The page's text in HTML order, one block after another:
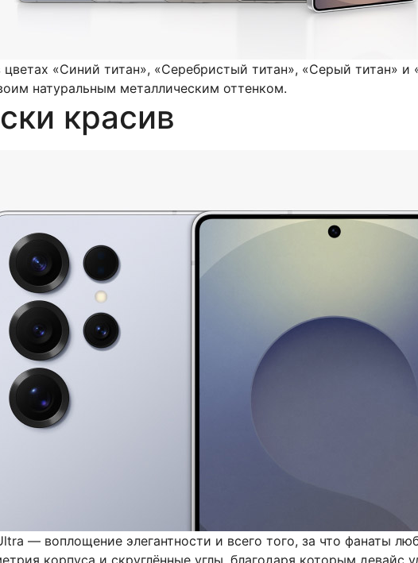
«Синий титан», «Серебристый титан», «Серый титан»
натуральным металлическим оттенком.
красив
— воплощение элегантности и всего того, за что фанаты